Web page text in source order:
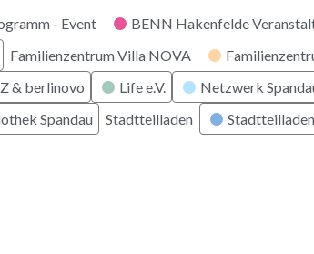
- Event BENN Hakenfelde
Familienzentrum Villa NOVA
& berlinovo
Life e.V. Netzwerk
Spandau
Stadtteilladen